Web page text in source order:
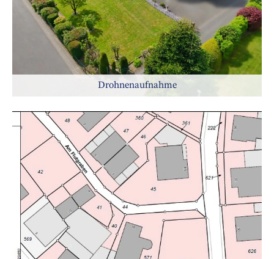
Drohnenaufnahme